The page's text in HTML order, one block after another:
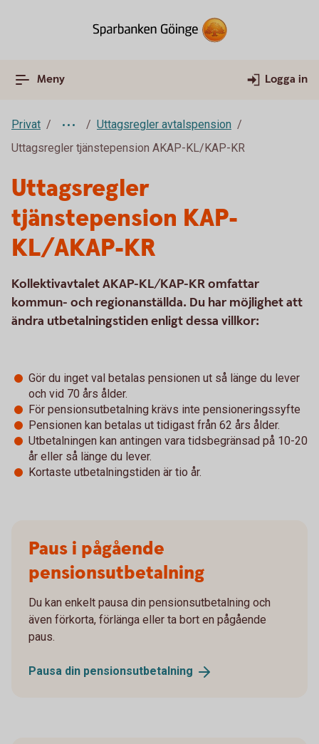
Meny Logga in
Privat
Uttagsregler avtalspension
Uttagsregler tjänstepension AKAP-KL/KAP-KR
Uttagsregler
tjänstepension KAP-
KL/AKAP-KR
Kollektivavtalet AKAP-KL/KAP-KR omfattar
kommun- och regionanställda. Du har möjlighet att
ändra utbetalningstiden enligt dessa villkor:
Gör du inget val betalas pensionen ut så länge du lever
och vid 70 års ålder.
För pensionsutbetalning krävs inte pensioneringssyfte
Pensionen kan betalas ut tidigast från 62 års ålder.
Utbetalningen kan antingen vara tidsbegränsad på 10-20
år eller så länge du lever.
Kortaste utbetalningstiden är tio år.
Paus i pågående
pensionsutbetalning
Du kan enkelt pausa din pensionsutbetalning och
även förkorta, förlänga eller ta bort en pågående
paus.
Pausa din pensionsutbetalning